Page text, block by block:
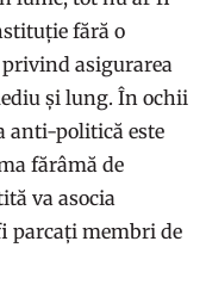
fără o
asigurarea
și lung. În ochii
anti-politică este
fărâmă de
va asocia
parcați membri de